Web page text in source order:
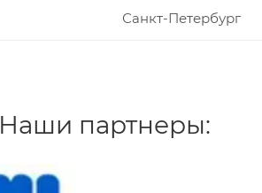
Санкт-Петербург
Наши партнеры: